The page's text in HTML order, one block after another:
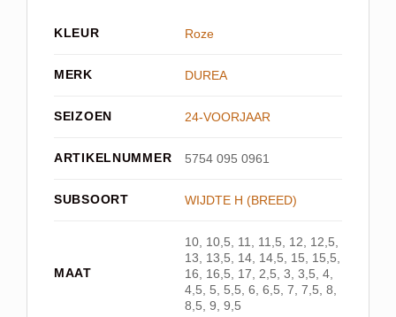
KLEUR Roze
MERK DUREA
SEIZOEN 24-VOORJAAR
ARTIKELNUMMER 5754 095 0961
SUBSOORT WIJDTE H (BREED)
MAAT
10, 10,5, 11, 11,5, 12, 12,5,
13, 13,5, 14, 14,5, 15, 15,5,
16, 16,5, 17, 2,5, 3, 3,5, 4,
4,5, 5, 5,5, 6, 6,5, 7, 7,5, 8,
8,5, 9, 9,5